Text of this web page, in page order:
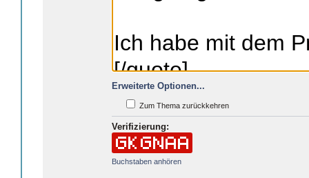
Erweiterte Optionen...
Zum Thema zurückkehren
Verifizierung:
Buchstaben anhören